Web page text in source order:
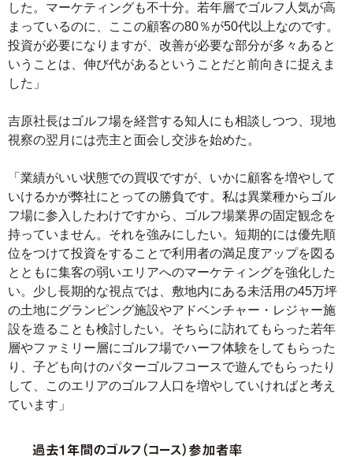
した。マーケティングも不十分。若年層でゴルフ人気が高
まっているのに、ここの顧客の80％が50代以上なのです。
投資が必要になりますが、改善が必要な部分が多々あると
いうことは、伸び代があるということだと前向きに捉えま
した」
吉原社長はゴルフ場を経営する知人にも相談しつつ、現地
視察の翌月には売主と面会し交渉を始めた。
「業績がいい状態での買収ですが、いかに顧客を増やして
いけるかが弊社にとっての勝負です。私は異業種からゴル
フ場に参入したわけですから、ゴルフ場業界の固定観念を
持っていません。それを強みにしたい。短期的には優先順
位をつけて投資をすることで利用者の満足度アップを図る
とともに集客の弱いエリアへのマーケティングを強化した
い。少し長期的な視点では、敷地内にある未活用の45万坪
の土地にグランピング施設やアドベンチャー・レジャー施
設を造ることも検討したい。そちらに訪れてもらった若年
層やファミリー層にゴルフ場でハーフ体験をしてもらった
り、子ども向けのパターゴルフコースで遊んでもらったり
して、このエリアのゴルフ人口を増やしていければと考え
ています」